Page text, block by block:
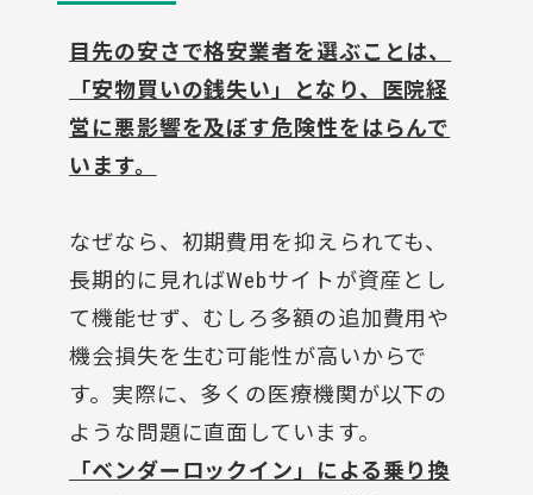
目先の安さで格安業者を選ぶことは、
「安物買いの銭失い」となり、医院経
営に悪影響を及ぼす危険性をはらんで
います。
なぜなら、初期費用を抑えられても、
長期的に見ればWebサイトが資産とし
て機能せず、むしろ多額の追加費用や
機会損失を生む可能性が高いからで
す。実際に、多くの医療機関が以下の
ような問題に直面しています。
「ベンダーロックイン」による乗り換